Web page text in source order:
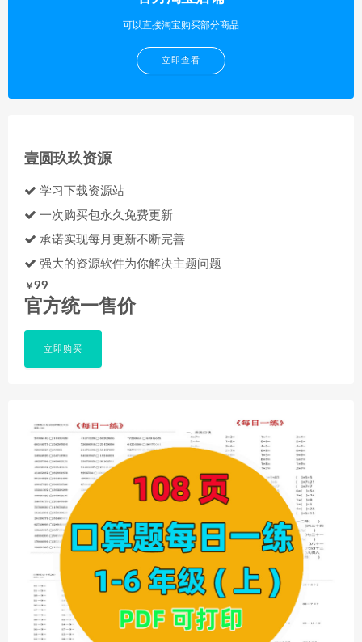
可以直接淘宝购买部分商品
立即查看
壹圆玖玖资源
学习下载资源站
一次购买包永久免费更新
承诺实现每月更新不断完善
强大的资源软件为你解决主题问题
￥99
官方统一售价
立即购买